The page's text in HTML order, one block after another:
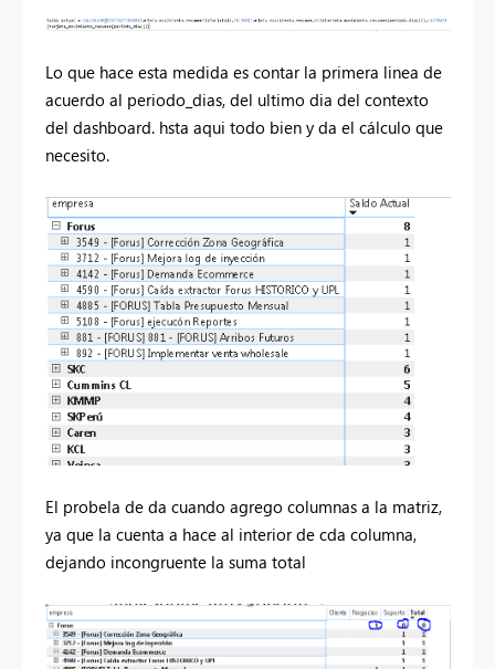
Lo que hace esta medida es contar la primera linea de
acuerdo al periodo_dias, del ultimo dia del contexto
del dashboard. hsta aqui todo bien y da el cálculo que
necesito.
El probela de da cuando agrego columnas a la matriz,
ya que la cuenta a hace al interior de cda columna,
dejando incongruente la suma total